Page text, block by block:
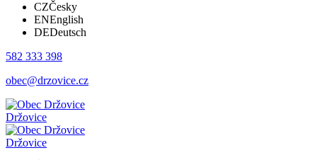
CZČesky
ENEnglish
DEDeutsch
582 333 398
obec@drzovice.cz
Držovice
Držovice